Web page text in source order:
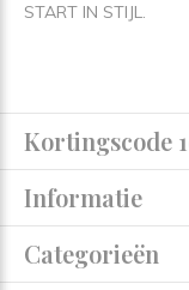
START IN STIJL.
Kortingscode
Informatie
Categorieën